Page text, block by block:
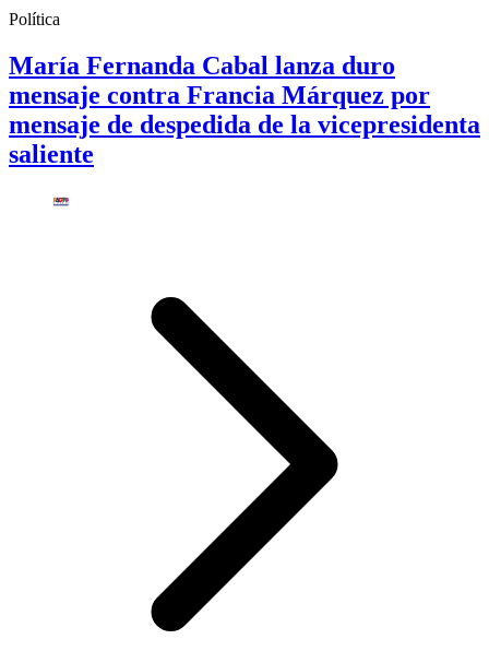
Política
María Fernanda Cabal lanza duro
mensaje contra Francia Márquez por
mensaje de despedida de la vicepresidenta
saliente